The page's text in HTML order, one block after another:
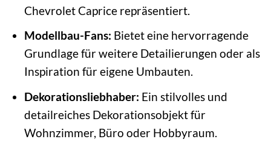
Chevrolet Caprice repräsentiert.
Modellbau-Fans: Bietet eine hervorragende
Grundlage für weitere Detailierungen oder als
Inspiration für eigene Umbauten.
Dekorationsliebhaber: Ein stilvolles und
detailreiches Dekorationsobjekt für
Wohnzimmer, Büro oder Hobbyraum.